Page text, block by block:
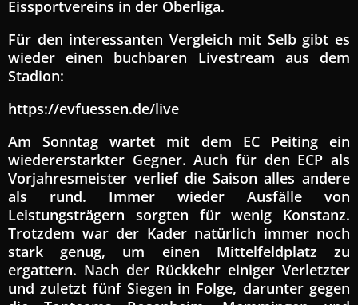
Eissportvereins in der Oberliga.
Für den interessanten Vergleich mit Selb gibt es
wieder einen buchbaren Livestream aus dem
Stadion:
https://evfuessen.de/live
Am Sonntag wartet mit dem EC Peiting ein
wiedererstarkter Gegner. Auch für den ECP als
Vorjahresmeister verlief die Saison alles andere
als rund. Immer wieder Ausfälle von
Leistungsträgern sorgten für wenig Konstanz.
Trotzdem war der Kader natürlich immer noch
stark genug, um einen Mittelfeldplatz zu
ergattern. Nach der Rückkehr einiger Verletzter
und zuletzt fünf Siegen in Folge, darunter gegen